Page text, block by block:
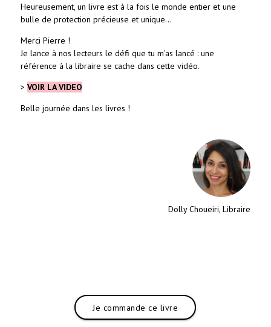
Heureusement, un livre est à la fois le monde entier et une
bulle de protection précieuse et unique...
Merci Pierre !
Je lance à nos lecteurs le défi que tu m'as lancé : une
référence à la libraire se cache dans cette vidéo.
> VOIR LA VIDEO
Belle journée dans les livres !
Dolly Choueiri, Libraire
Je commande ce livre